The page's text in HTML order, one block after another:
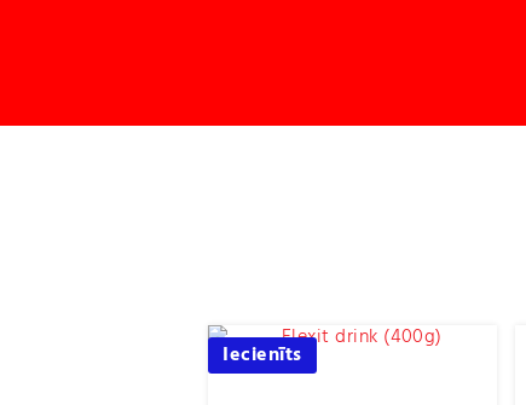
Iecienīts